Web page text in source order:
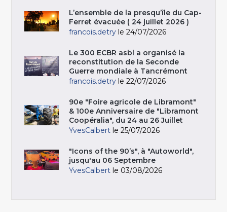
L’ensemble de la presqu’île du Cap-
Ferret évacuée ( 24 juillet 2026 )
francois.detry le 24/07/2026
Le 300 ECBR asbl a organisé la
reconstitution de la Seconde
Guerre mondiale à Tancrémont
francois.detry le 22/07/2026
90e "Foire agricole de Libramont"
& 100e Anniversaire de "Libramont
Coopéralia", du 24 au 26 Juillet
YvesCalbert le 25/07/2026
"Icons of the 90’s", à "Autoworld",
jusqu'au 06 Septembre
YvesCalbert le 03/08/2026